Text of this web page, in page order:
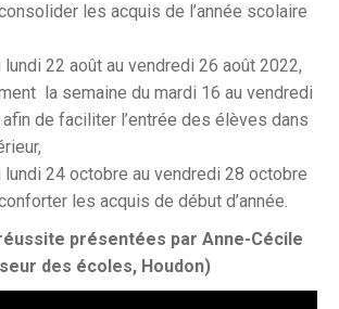
les acquis de l’année scolaire
lundi 22 août au vendredi 26 août 2022,
la semaine du mardi 16 au vendredi
de faciliter l’entrée des élèves dans
lundi 24 octobre au vendredi 28 octobre
les acquis de début d’année.
présentées par Anne-Cécile
des écoles, Houdon)